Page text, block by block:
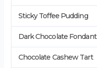
Sticky Toffee Pudding
Dark Chocolate Fondant
Chocolate Cashew Tart